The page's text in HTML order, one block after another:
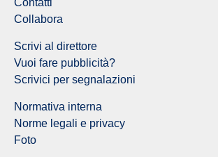
Collabora
Scrivi al direttore
Vuoi fare pubblicità?
Scrivici per segnalazioni
Normativa interna
Norme legali e privacy
Foto